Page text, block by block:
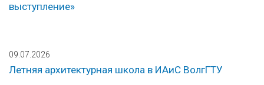
выступление»
09.07.2026
Летняя архитектурная школа в ИАиС ВолгГТУ